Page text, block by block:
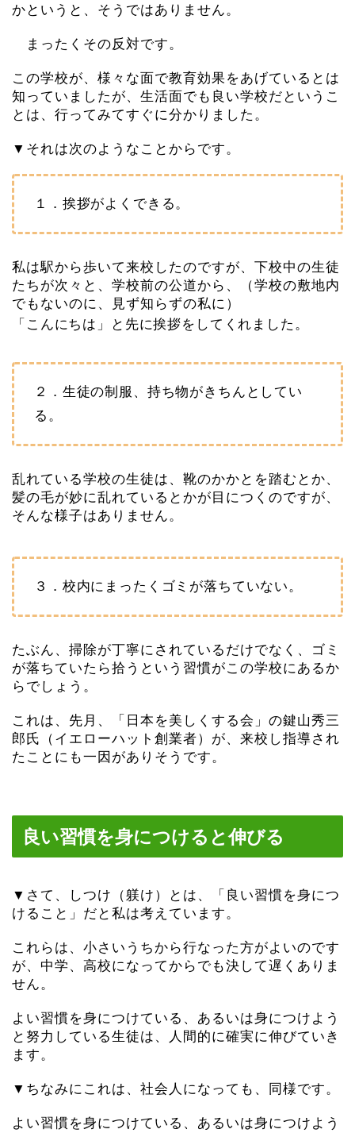
かというと、そうではありません。
まったくその反対です。
この学校が、様々な面で教育効果をあげているとは
知っていましたが、生活面でも良い学校だというこ
とは、行ってみてすぐに分かりました。
▼それは次のようなことからです。
１．挨拶がよくできる。
私は駅から歩いて来校したのですが、下校中の生徒
たちが次々と、学校前の公道から、（学校の敷地内
でもないのに、見ず知らずの私に）
「こんにちは」と先に挨拶をしてくれました。
２．生徒の制服、持ち物がきちんとしてい
る。
乱れている学校の生徒は、靴のかかとを踏むとか、
髪の毛が妙に乱れているとかが目につくのですが、
そんな様子はありません。
３．校内にまったくゴミが落ちていない。
たぶん、掃除が丁寧にされているだけでなく、ゴミ
が落ちていたら拾うという習慣がこの学校にあるか
らでしょう。
これは、先月、「日本を美しくする会」の鍵山秀三
郎氏（イエローハット創業者）が、来校し指導され
たことにも一因がありそうです。
良い習慣を身につけると伸びる
▼さて、しつけ（躾け）とは、「良い習慣を身につ
けること」だと私は考えています。
これらは、小さいうちから行なった方がよいのです
が、中学、高校になってからでも決して遅くありま
せん。
よい習慣を身につけている、あるいは身につけよう
と努力している生徒は、人間的に確実に伸びていき
ます。
▼ちなみにこれは、社会人になっても、同様です。
よい習慣を身につけている、あるいは身につけよう